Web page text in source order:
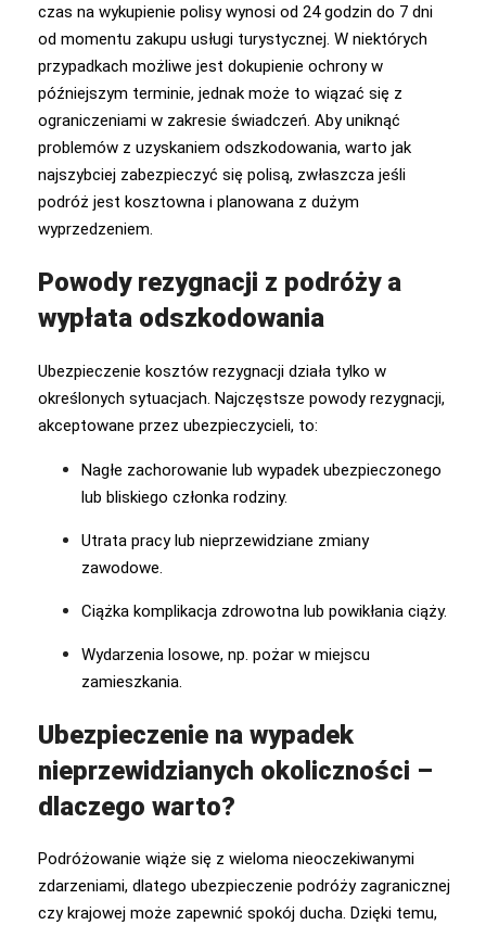
czas na wykupienie polisy wynosi od 24 godzin do 7 dni
od momentu zakupu usługi turystycznej. W niektórych
przypadkach możliwe jest dokupienie ochrony w
późniejszym terminie, jednak może to wiązać się z
ograniczeniami w zakresie świadczeń. Aby uniknąć
problemów z uzyskaniem odszkodowania, warto jak
najszybciej zabezpieczyć się polisą, zwłaszcza jeśli
podróż jest kosztowna i planowana z dużym
wyprzedzeniem.
Powody rezygnacji z podróży a
wypłata odszkodowania
Ubezpieczenie kosztów rezygnacji działa tylko w
określonych sytuacjach. Najczęstsze powody rezygnacji,
akceptowane przez ubezpieczycieli, to:
Nagłe zachorowanie lub wypadek ubezpieczonego
lub bliskiego członka rodziny.
Utrata pracy lub nieprzewidziane zmiany
zawodowe.
Ciążka komplikacja zdrowotna lub powikłania ciąży.
Wydarzenia losowe, np. pożar w miejscu
zamieszkania.
Ubezpieczenie na wypadek
nieprzewidzianych okoliczności –
dlaczego warto?
Podróżowanie wiąże się z wieloma nieoczekiwanymi
zdarzeniami, dlatego ubezpieczenie podróży zagranicznej
czy krajowej może zapewnić spokój ducha. Dzięki temu,